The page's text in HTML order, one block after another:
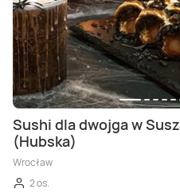
Sushi dla dwojga w
(Hubska)
Wrocław
2 os.